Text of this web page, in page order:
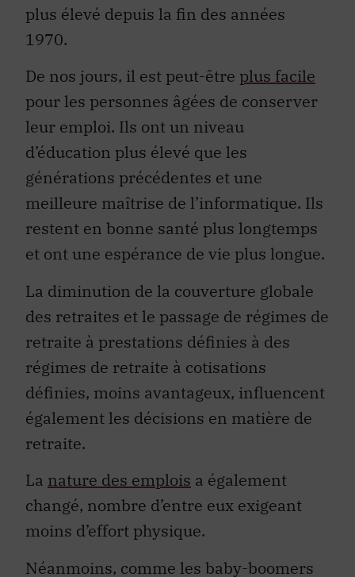
plus élevé depuis la fin des années
1970.
De nos jours, il est peut-être plus facile
pour les personnes âgées de conserver
leur emploi. Ils ont un niveau
d’éducation plus élevé que les
générations précédentes et une
meilleure maîtrise de l’informatique. Ils
restent en bonne santé plus longtemps
et ont une espérance de vie plus longue.
La diminution de la couverture globale
des retraites et le passage de régimes de
retraite à prestations définies à des
régimes de retraite à cotisations
définies, moins avantageux, influencent
également les décisions en matière de
retraite.
La nature des emplois a également
changé, nombre d’entre eux exigeant
moins d’effort physique.
Néanmoins, comme les baby-boomers